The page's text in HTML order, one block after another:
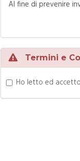
Al fine di prevenire
Termini e
Ho letto ed